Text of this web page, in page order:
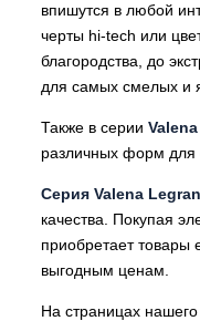
впишутся в любой
черты hi-tech или
благородства, до
для самых смелых и
Также в серии
различных форм для
Серия Valena
качества. Покупая
приобретает товары
выгодным ценам.
На страницах